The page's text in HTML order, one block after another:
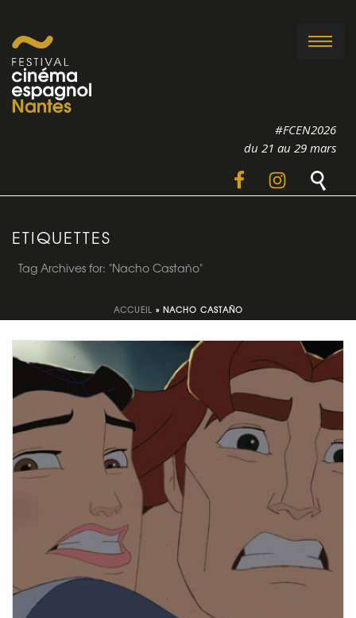
#FCEN2026
du 21 au 29 mars
ETIQUETTES
Tag Archives for: "Nacho Castaño"
ACCUEIL » NACHO CASTAÑO